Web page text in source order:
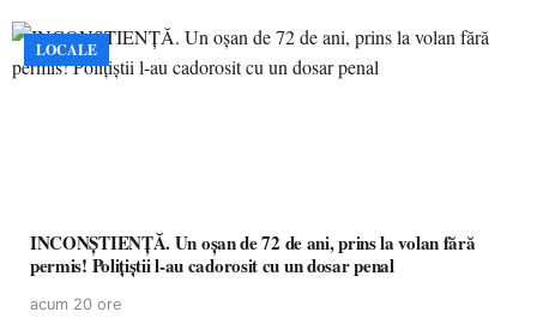
LOCALE
INCONȘTIENȚĂ. Un oșan de 72 de ani, prins la volan fără
permis! Polițiștii l-au cadorosit cu un dosar penal
acum 20 ore